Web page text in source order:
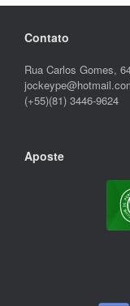
Contato
Rua Carlos Gomes,
(+55)(81) 3446-9624
Aposte